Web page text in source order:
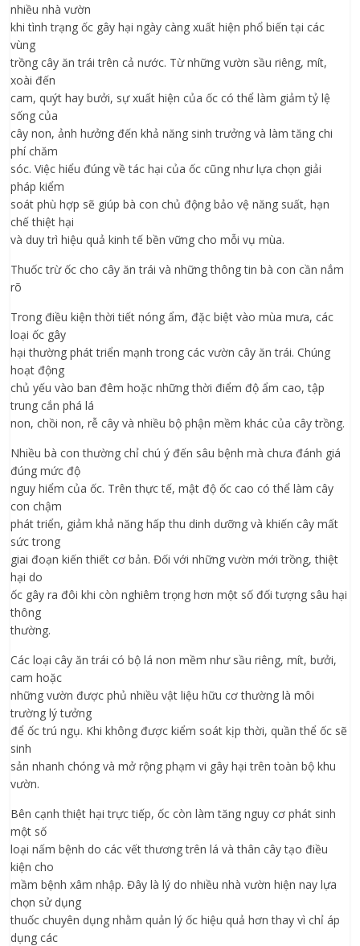
nhiều nhà vườn
khi tình trạng ốc gây hại ngày càng xuất hiện phổ biến tại các
vùng
trồng cây ăn trái trên cả nước. Từ những vườn sầu riêng, mít,
xoài đến
cam, quýt hay bưởi, sự xuất hiện của ốc có thể làm giảm tỷ lệ
sống của
cây non, ảnh hưởng đến khả năng sinh trưởng và làm tăng chi
phí chăm
sóc. Việc hiểu đúng về tác hại của ốc cũng như lựa chọn giải
pháp kiểm
soát phù hợp sẽ giúp bà con chủ động bảo vệ năng suất, hạn
chế thiệt hại
và duy trì hiệu quả kinh tế bền vững cho mỗi vụ mùa.
Thuốc trừ ốc cho cây ăn trái và những thông tin bà con cần nắm
rõ
Trong điều kiện thời tiết nóng ẩm, đặc biệt vào mùa mưa, các
loại ốc gây
hại thường phát triển mạnh trong các vườn cây ăn trái. Chúng
hoạt động
chủ yếu vào ban đêm hoặc những thời điểm độ ẩm cao, tập
trung cắn phá lá
non, chồi non, rễ cây và nhiều bộ phận mềm khác của cây trồng.
Nhiều bà con thường chỉ chú ý đến sâu bệnh mà chưa đánh giá
đúng mức độ
nguy hiểm của ốc. Trên thực tế, mật độ ốc cao có thể làm cây
con chậm
phát triển, giảm khả năng hấp thu dinh dưỡng và khiến cây mất
sức trong
giai đoạn kiến thiết cơ bản. Đối với những vườn mới trồng, thiệt
hại do
ốc gây ra đôi khi còn nghiêm trọng hơn một số đối tượng sâu hại
thông
thường.
Các loại cây ăn trái có bộ lá non mềm như sầu riêng, mít, bưởi,
cam hoặc
những vườn được phủ nhiều vật liệu hữu cơ thường là môi
trường lý tưởng
để ốc trú ngụ. Khi không được kiểm soát kịp thời, quần thể ốc sẽ
sinh
sản nhanh chóng và mở rộng phạm vi gây hại trên toàn bộ khu
vườn.
Bên cạnh thiệt hại trực tiếp, ốc còn làm tăng nguy cơ phát sinh
một số
loại nấm bệnh do các vết thương trên lá và thân cây tạo điều
kiện cho
mầm bệnh xâm nhập. Đây là lý do nhiều nhà vườn hiện nay lựa
chọn sử dụng
thuốc chuyên dụng nhằm quản lý ốc hiệu quả hơn thay vì chỉ áp
dụng các